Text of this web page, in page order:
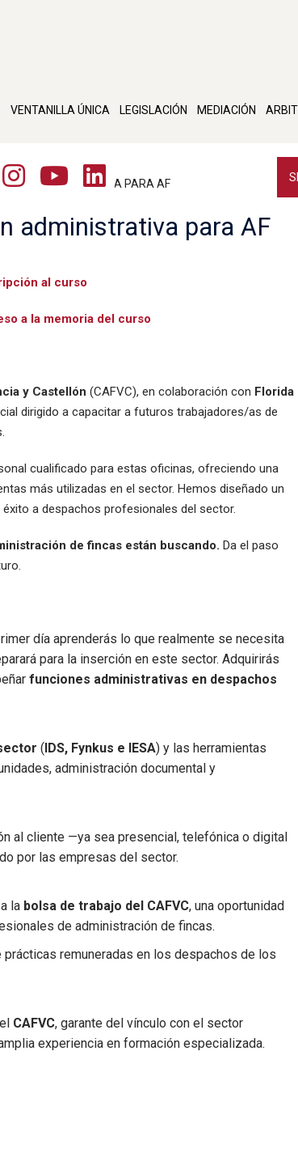
VENTANILLA ÚNICA LEGISLACIÓN MEDIACIÓN
ADMINISTRATIVA PARA AF
administrativa para AF
al curso
a la memoria del curso
y Castellón (CAFVC), en colaboración con Florida
dirigido a capacitar a futuros trabajadores/as de
cualificado para estas oficinas, ofreciendo una
más utilizadas en el sector. Hemos diseñado un
a despachos profesionales del sector.
de fincas están buscando. Da el paso
día aprenderás lo que realmente se necesita
para la inserción en este sector. Adquirirás
funciones administrativas en despachos
(IDS, Fynkus e IESA) y las herramientas
administración documental y
al cliente —ya sea presencial, telefónica o digital
por las empresas del sector.
la bolsa de trabajo del CAFVC, una oportunidad
de administración de fincas.
prácticas remuneradas en los despachos de los
CAFVC, garante del vínculo con el sector
experiencia en formación especializada.